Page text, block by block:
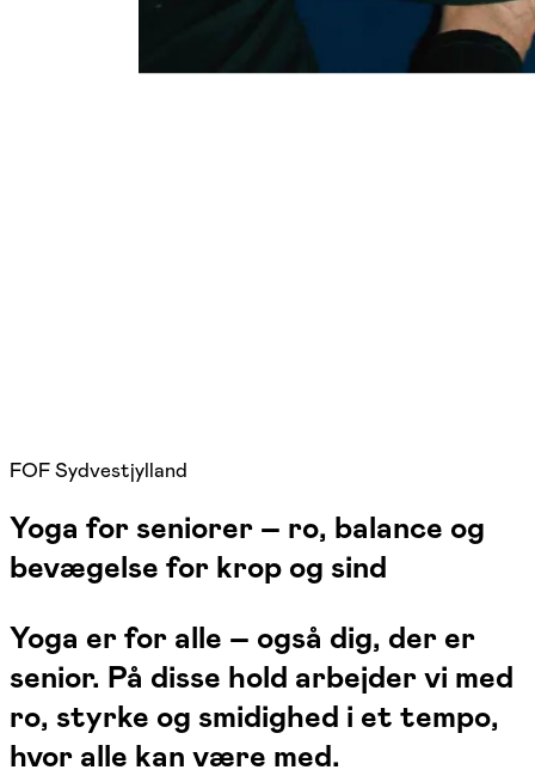
FOF Sydvestjylland
Yoga for seniorer – ro, balance og
bevægelse for krop og sind
Yoga er for alle – også dig, der er
senior. På disse hold arbejder vi med
ro, styrke og smidighed i et tempo,
hvor alle kan være med.